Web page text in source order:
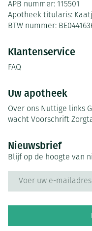
APB nummer: 115501
Apotheek titularis:
BTW nummer:
Klantenservice
FAQ
Uw apotheek
Over ons Nuttige links
wacht Voorschrift
Nieuwsbrief
Blijf op de hoogte van